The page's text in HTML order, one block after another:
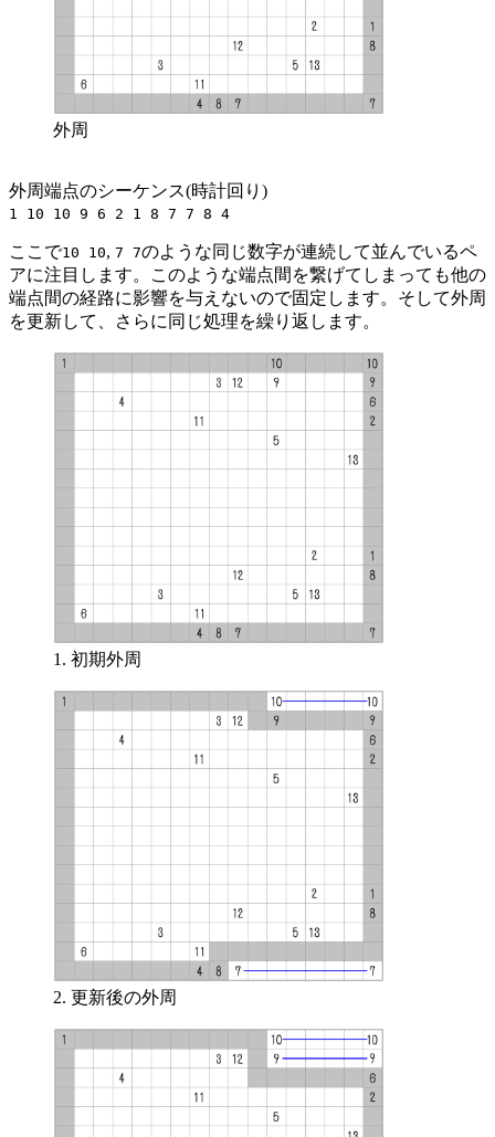
外周
外周端点のシーケンス(時計回り)
1 10 10 9 6 2 1 8 7 7 8 4
ここで10 10, 7 7のような同じ数字が連続して並んでいるペ
アに注目します。このような端点間を繋げてしまっても他の
端点間の経路に影響を与えないので固定します。そして外周
を更新して、さらに同じ処理を繰り返します。
1. 初期外周
2. 更新後の外周